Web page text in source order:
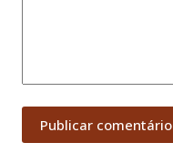
Publicar comentário